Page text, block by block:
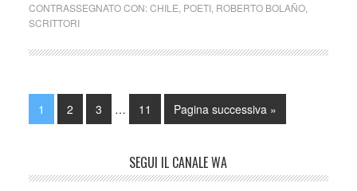
CONTRASSEGNATO CON:CHILE POETI, ROBERTO BOLAÑO,
SCRITTORI
1 2 3 … 11 Pagina successiva »
SEGUI IL CANALE WA